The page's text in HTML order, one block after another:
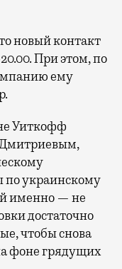
новый контакт
При этом, по
ему
Уиткофф
Дмитриевым,
по украинскому
именно — не
достаточно
чтобы снова
фоне грядущих